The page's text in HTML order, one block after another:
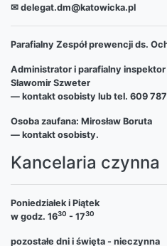
✉ delegat.dm@katowicka.pl
Parafialny Zespół prewencji ds.
Administrator i parafialny
Sławomir Szweter
— kontakt osobisty lub tel. 609 787
Osoba zaufana: Mirosław Boruta
— kontakt osobisty.
Kancelaria czynna
Poniedziałek i Piątek
w godz. 1630 - 1730
pozostałe dni i święta - nieczynna